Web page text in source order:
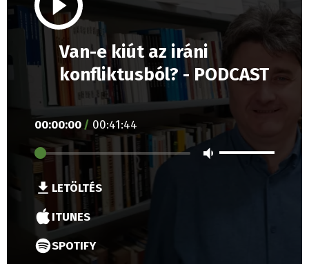
Van-e kiút az iráni
konfliktusból? - PODCAST
00:00:00 / 00:41:44
LETÖLTÉS
ITUNES
SPOTIFY